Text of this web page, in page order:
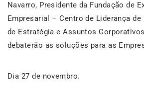
Navarro, Presidente da Fundação de
Empresarial – Centro de Liderança
de Estratégia e Assuntos
debaterão as soluções para as
Dia 27 de novembro.